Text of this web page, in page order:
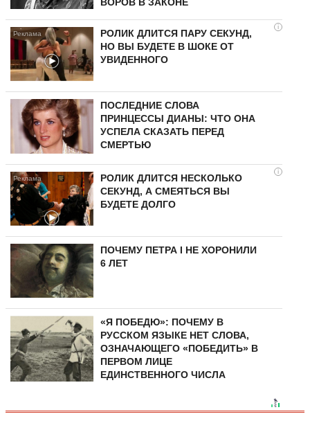
i
РОЛИК ДЛИТСЯ ПАРУ СЕКУНД,
НО ВЫ БУДЕТЕ В ШОКЕ ОТ
УВИДЕННОГО
ПОСЛЕДНИЕ СЛОВА
ПРИНЦЕССЫ ДИАНЫ: ЧТО ОНА
УСПЕЛА СКАЗАТЬ ПЕРЕД
СМЕРТЬЮ
i
РОЛИК ДЛИТСЯ НЕСКОЛЬКО
СЕКУНД, А СМЕЯТЬСЯ ВЫ
БУДЕТЕ ДОЛГО
ПОЧЕМУ ПЕТРА I НЕ ХОРОНИЛИ
6 ЛЕТ
«Я ПОБЕДЮ»: ПОЧЕМУ В
РУССКОМ ЯЗЫКЕ НЕТ СЛОВА,
ОЗНАЧАЮЩЕГО «ПОБЕДИТЬ» В
ПЕРВОМ ЛИЦЕ
ЕДИНСТВЕННОГО ЧИСЛА